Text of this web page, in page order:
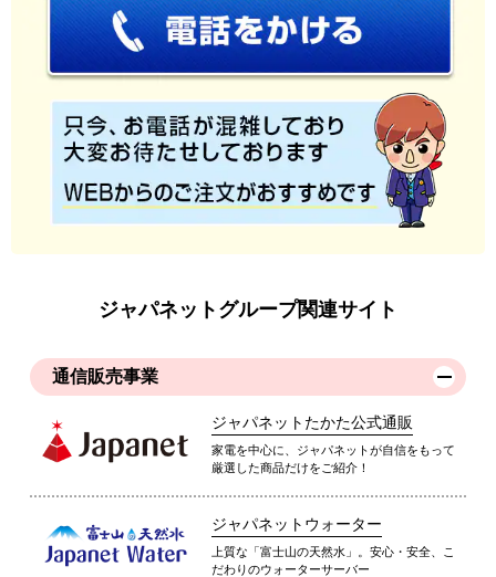
ジャパネットグループ関連サイト
通信販売事業
ジャパネットたかた公式通販
家電を中心に、ジャパネットが自信をもって
厳選した商品だけをご紹介！
ジャパネットウォーター
上質な「富士山の天然水」。安心・安全、こ
だわりのウォーターサーバー